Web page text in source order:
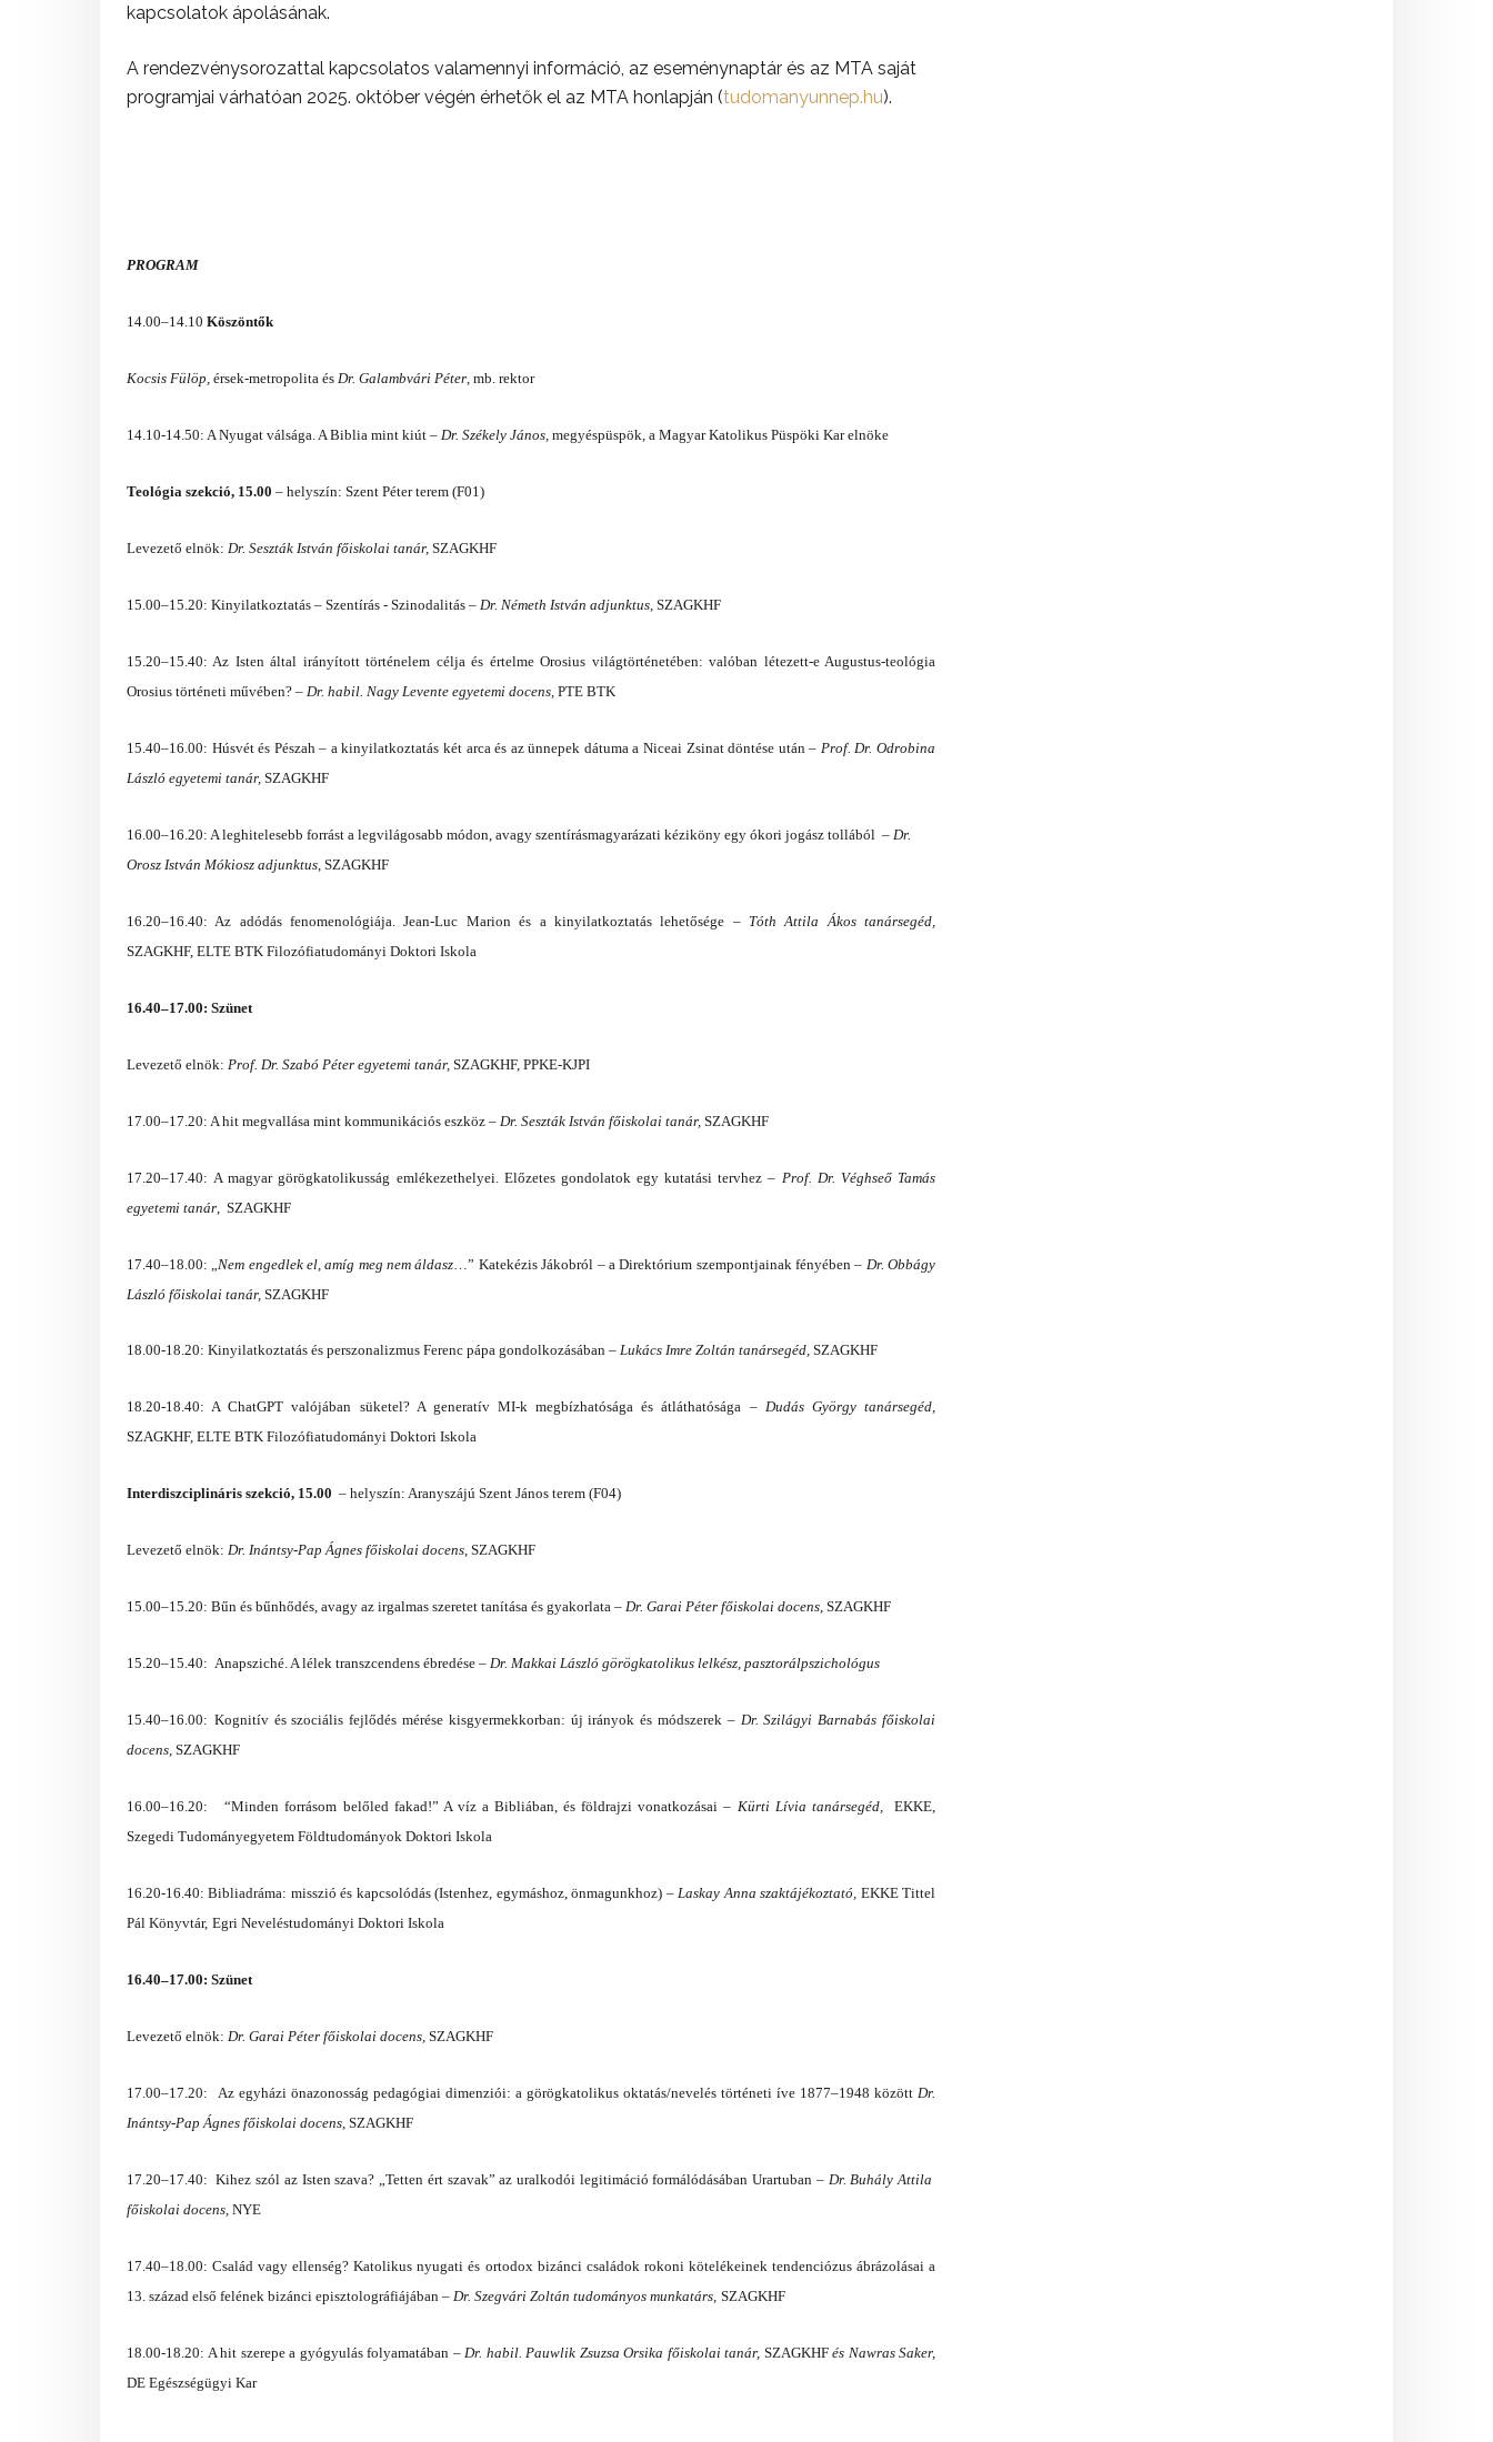
kapcsolatok ápolásának.
A rendezvénysorozattal kapcsolatos valamennyi információ, az eseménynaptár és az MTA saját
programjai várhatóan 2025. október végén érhetők el az MTA honlapján (tudomanyunnep.hu).
PROGRAM
14.00–14.10 Köszöntők
Kocsis Fülöp, érsek-metropolita és Dr. Galambvári Péter, mb. rektor
14.10-14.50: A Nyugat válsága. A Biblia mint kiút – Dr. Székely János, megyéspüspök, a Magyar Katolikus Püspöki Kar elnöke
Teológia szekció, 15.00 – helyszín: Szent Péter terem (F01)
Levezető elnök: Dr. Seszták István főiskolai tanár, SZAGKHF
15.00–15.20: Kinyilatkoztatás – Szentírás - Szinodalitás – Dr. Németh István adjunktus, SZAGKHF
15.20–15.40: Az Isten által irányított történelem célja és értelme Orosius világtörténetében: valóban létezett-e Augustus-teológia
Orosius történeti művében? – Dr. habil. Nagy Levente egyetemi docens, PTE BTK
15.40–16.00: Húsvét és Pészah – a kinyilatkoztatás két arca és az ünnepek dátuma a Niceai Zsinat döntése után – Prof. Dr. Odrobina
László egyetemi tanár, SZAGKHF
16.00–16.20: A leghitelesebb forrást a legvilágosabb módon, avagy szentírásmagyarázati kéziköny egy ókori jogász tollából – Dr.
Orosz István Mókiosz adjunktus, SZAGKHF
16.20–16.40: Az adódás fenomenológiája. Jean-Luc Marion és a kinyilatkoztatás lehetősége – Tóth Attila Ákos tanársegéd,
SZAGKHF, ELTE BTK Filozófiatudományi Doktori Iskola
16.40–17.00: Szünet
Levezető elnök: Prof. Dr. Szabó Péter egyetemi tanár, SZAGKHF, PPKE-KJPI
17.00–17.20: A hit megvallása mint kommunikációs eszköz – Dr. Seszták István főiskolai tanár, SZAGKHF
17.20–17.40:A magyar görögkatolikusság emlékezethelyei. Előzetes gondolatok egy kutatási tervhez – Prof. Dr. Véghseő Tamás
egyetemi tanár, SZAGKHF
17.40–18.00: „Nem engedlek el, amíg meg nem áldasz…” Katekézis Jákobról – a Direktórium szempontjainak fényében– Dr. Obbágy
László főiskolai tanár, SZAGKHF
18.00-18.20: Kinyilatkoztatás és perszonalizmus Ferenc pápa gondolkozásában – Lukács Imre Zoltán tanársegéd, SZAGKHF
18.20-18.40: A ChatGPT valójában süketel? A generatív MI-k megbízhatósága és átláthatósága – Dudás György tanársegéd,
SZAGKHF, ELTE BTK Filozófiatudományi Doktori Iskola
Interdiszciplináris szekció, 15.00 – helyszín: Aranyszájú Szent János terem (F04)
Levezető elnök: Dr. Inántsy-Pap Ágnes főiskolai docens, SZAGKHF
15.00–15.20: Bűn és bűnhődés, avagy az irgalmas szeretet tanítása és gyakorlata – Dr. Garai Péter főiskolai docens, SZAGKHF
15.20–15.40: Anapsziché. A lélek transzcendens ébredése – Dr. Makkai László görögkatolikus lelkész, pasztorálpszichológus
15.40–16.00: Kognitív és szociális fejlődés mérése kisgyermekkorban: új irányok és módszerek – Dr. Szilágyi Barnabás főiskolai
docens, SZAGKHF
16.00–16.20: “Minden forrásom belőled fakad!” A víz a Bibliában, és földrajzi vonatkozásai – Kürti Lívia tanársegéd,EKKE,
Szegedi Tudományegyetem Földtudományok Doktori Iskola
16.20-16.40: Bibliadráma: misszió és kapcsolódás (Istenhez, egymáshoz, önmagunkhoz) –Laskay Anna szaktájékoztató, EKKE Tittel
Pál Könyvtár, Egri Neveléstudományi Doktori Iskola
16.40–17.00: Szünet
Levezető elnök: Dr. Garai Péter főiskolai docens, SZAGKHF
17.00–17.20: Az egyházi önazonosság pedagógiai dimenziói: a görögkatolikus oktatás/nevelés történeti íve 1877–1948 között Dr.
Inántsy-Pap Ágnes főiskolai docens, SZAGKHF
17.20–17.40: Kihez szól az Isten szava? „Tetten ért szavak” az uralkodói legitimáció formálódásában Urartuban – Dr. Buhály Attila
főiskolai docens, NYE
17.40–18.00: Család vagy ellenség? Katolikus nyugati és ortodox bizánci családok rokoni kötelékeinek tendenciózus ábrázolásai a
13. század első felének bizánci episztolográfiájában – Dr. Szegvári Zoltán tudományos munkatárs, SZAGKHF
18.00-18.20: A hit szerepe a gyógyulás folyamatában – Dr. habil. Pauwlik Zsuzsa Orsika főiskolai tanár, SZAGKHFés Nawras Saker,
DE Egészségügyi Kar